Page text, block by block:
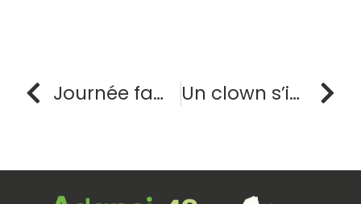
Journée familles au foyer de vie Lucalous Un clown s’invite à la M.A.S Les Bancels